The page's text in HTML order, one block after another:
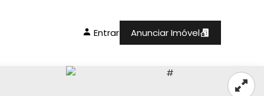
Entrar Anunciar Imóvel